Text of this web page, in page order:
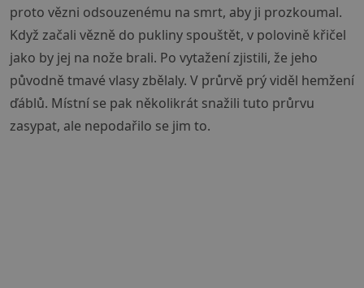
proto vězni odsouzenému na smrt, aby ji prozkoumal.
Když začali vězně do pukliny spouštět, v polovině křičel
jako by jej na nože brali. Po vytažení zjistili, že jeho
původně tmavé vlasy zbělaly. V průrvě prý viděl hemžení
ďáblů. Místní se pak několikrát snažili tuto průrvu
zasypat, ale nepodařilo se jim to.